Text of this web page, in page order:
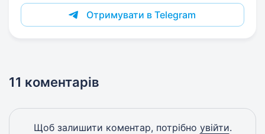
Отримувати в Telegram
11 коментарів
Щоб залишити коментар, потрібно увійти.